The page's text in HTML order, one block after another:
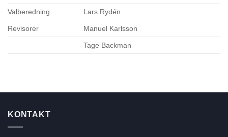
Valberedning Lars Rydén
Revisorer Manuel Karlsson
Tage Backman
KONTAKT